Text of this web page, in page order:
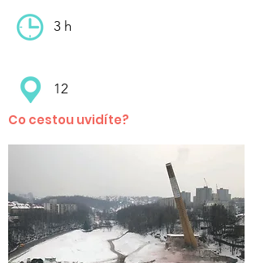
3 h
12
Co cestou uvidíte?